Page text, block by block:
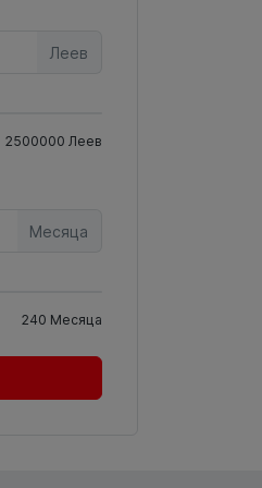
Леев
2500000 Леев
Месяца
240 Месяца